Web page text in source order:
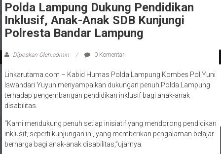
Polda Lampung Dukung Pendidikan
Inklusif, Anak-Anak SDB Kunjungi
Polresta Bandar Lampung
Diposkan Oleh:admin 0 Komentar
Linkarutama.com – Kabid Humas Polda Lampung Kombes Pol Yuni
Iswandari Yuyun menyampaikan dukungan penuh Polda Lampung
terhadap pengembangan pendidikan inklusif bagi anak-anak
disabilitas.
“Kami mendukung penuh setiap inisiatif yang mendorong pendidikan
inklusif, seperti kunjungan ini, yang memberikan pengalaman belajar
berharga bagi anak-anak disabilitas,”ujarnya.